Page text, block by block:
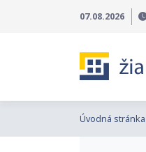
Preskočiť na hlavné menu
07.08.2026
Úvodná stránka